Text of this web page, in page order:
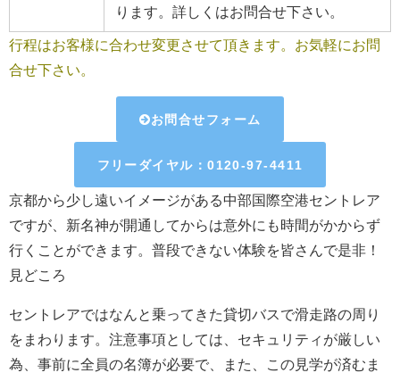
ります。詳しくはお問合せ下さい。
行程はお客様に合わせ変更させて頂きます。お気軽にお問
合せ下さい。
お問合せフォーム
フリーダイヤル：0120-97-4411
京都から少し遠いイメージがある中部国際空港セントレア
ですが、新名神が開通してからは意外にも時間がかからず
行くことができます。普段できない体験を皆さんで是非！
見どころ
セントレアではなんと乗ってきた貸切バスで滑走路の周り
をまわります。注意事項としては、セキュリティが厳しい
為、事前に全員の名簿が必要で、また、この見学が済むま